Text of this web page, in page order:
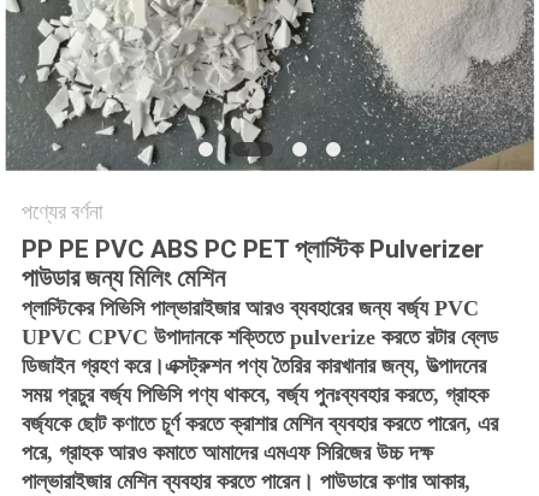
পণ্যের বর্ণনা
PP PE PVC ABS PC PET প্লাস্টিক Pulverizer
পাউডার জন্য মিলিং মেশিন
প্লাস্টিকের পিভিসি পাল্ভারাইজার আরও ব্যবহারের জন্য বর্জ্য PVC
UPVC CPVC উপাদানকে শক্তিতে pulverize করতে রটার ব্লেড
ডিজাইন গ্রহণ করে।এক্সট্রুশন পণ্য তৈরির কারখানার জন্য, উত্পাদনের
সময় প্রচুর বর্জ্য পিভিসি পণ্য থাকবে, বর্জ্য পুনঃব্যবহার করতে, গ্রাহক
বর্জ্যকে ছোট কণাতে চূর্ণ করতে ক্রাশার মেশিন ব্যবহার করতে পারেন, এর
পরে, গ্রাহক আরও কমাতে আমাদের এমএফ সিরিজের উচ্চ দক্ষ
পাল্ভারাইজার মেশিন ব্যবহার করতে পারেন। পাউডারে কণার আকার,